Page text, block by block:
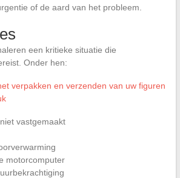
of de aard van het probleem.
een kritieke situatie die
Onder hen:
verpakken en verzenden van uw figuren
vastgemaakt
motorcomputer